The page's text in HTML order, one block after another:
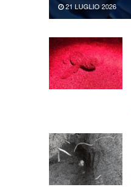
21 LUGLIO 2026